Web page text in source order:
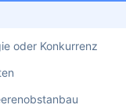
oder Konkurrenz